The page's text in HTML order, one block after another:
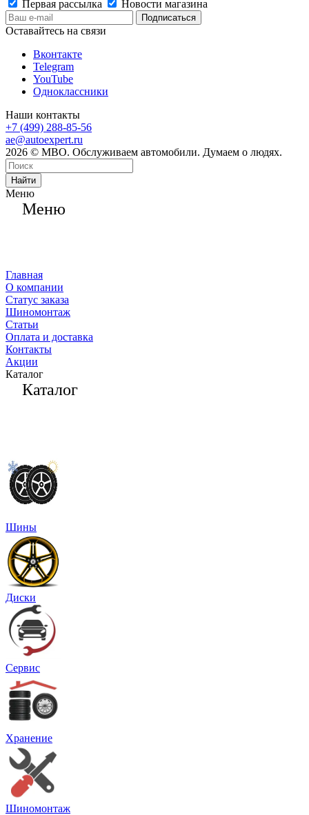
Первая рассылка
Новости магазина
Оставайтесь на связи
Вконтакте
Telegram
YouTube
Одноклассники
Наши контакты
+7 (499) 288-85-56
ae@autoexpert.ru
2026 © МВО. Обслуживаем автомобили. Думаем о людях.
Найти
Меню
Меню
Главная
О компании
Статус заказа
Шиномонтаж
Статьи
Оплата и доставка
Контакты
Акции
Каталог
Каталог
Шины
Диски
Сервис
Хранение
Шиномонтаж